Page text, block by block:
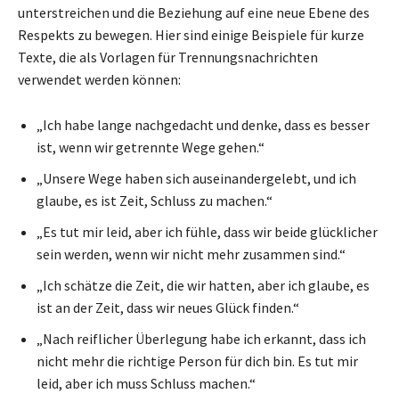
unterstreichen und die Beziehung auf eine neue Ebene des
Respekts zu bewegen. Hier sind einige Beispiele für kurze
Texte, die als Vorlagen für Trennungsnachrichten
verwendet werden können:
„Ich habe lange nachgedacht und denke, dass es besser
ist, wenn wir getrennte Wege gehen.“
„Unsere Wege haben sich auseinandergelebt, und ich
glaube, es ist Zeit, Schluss zu machen.“
„Es tut mir leid, aber ich fühle, dass wir beide glücklicher
sein werden, wenn wir nicht mehr zusammen sind.“
„Ich schätze die Zeit, die wir hatten, aber ich glaube, es
ist an der Zeit, dass wir neues Glück finden.“
„Nach reiflicher Überlegung habe ich erkannt, dass ich
nicht mehr die richtige Person für dich bin. Es tut mir
leid, aber ich muss Schluss machen.“